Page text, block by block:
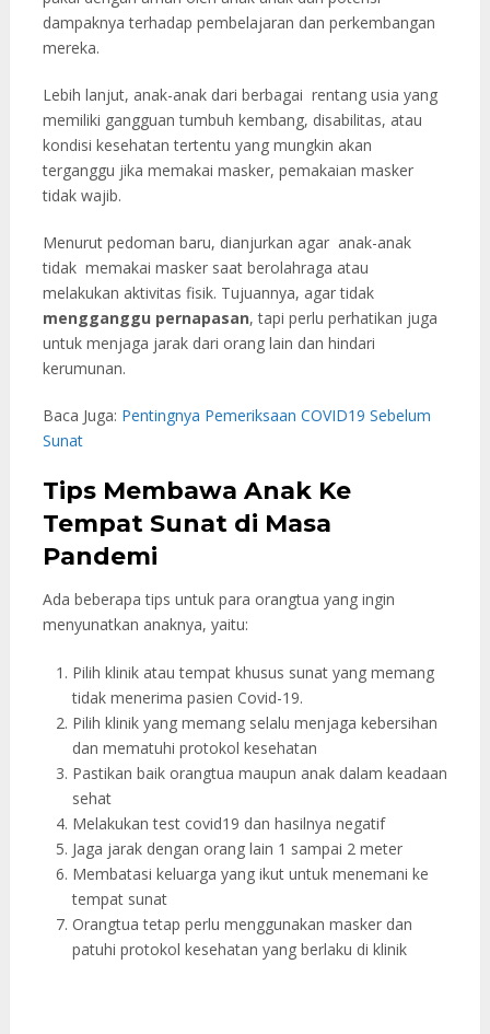
dampaknya terhadap pembelajaran dan perkembangan
mereka.
Lebih lanjut, anak-anak dari berbagai rentang usia yang
memiliki gangguan tumbuh kembang, disabilitas, atau
kondisi kesehatan tertentu yang mungkin akan
terganggu jika memakai masker, pemakaian masker
tidak wajib.
Menurut pedoman baru, dianjurkan agar anak-anak
tidak memakai masker saat berolahraga atau
melakukan aktivitas fisik. Tujuannya, agar tidak
mengganggu pernapasan, tapi perlu perhatikan juga
untuk menjaga jarak dari orang lain dan hindari
kerumunan.
Baca Juga: Pentingnya Pemeriksaan COVID19 Sebelum
Sunat
Tips Membawa Anak Ke
Tempat Sunat di Masa
Pandemi
Ada beberapa tips untuk para orangtua yang ingin
menyunatkan anaknya, yaitu:
Pilih klinik atau tempat khusus sunat yang memang
tidak menerima pasien Covid-19.
Pilih klinik yang memang selalu menjaga kebersihan
dan mematuhi protokol kesehatan
Pastikan baik orangtua maupun anak dalam keadaan
sehat
Melakukan test covid19 dan hasilnya negatif
Jaga jarak dengan orang lain 1 sampai 2 meter
Membatasi keluarga yang ikut untuk menemani ke
tempat sunat
Orangtua tetap perlu menggunakan masker dan
patuhi protokol kesehatan yang berlaku di klinik